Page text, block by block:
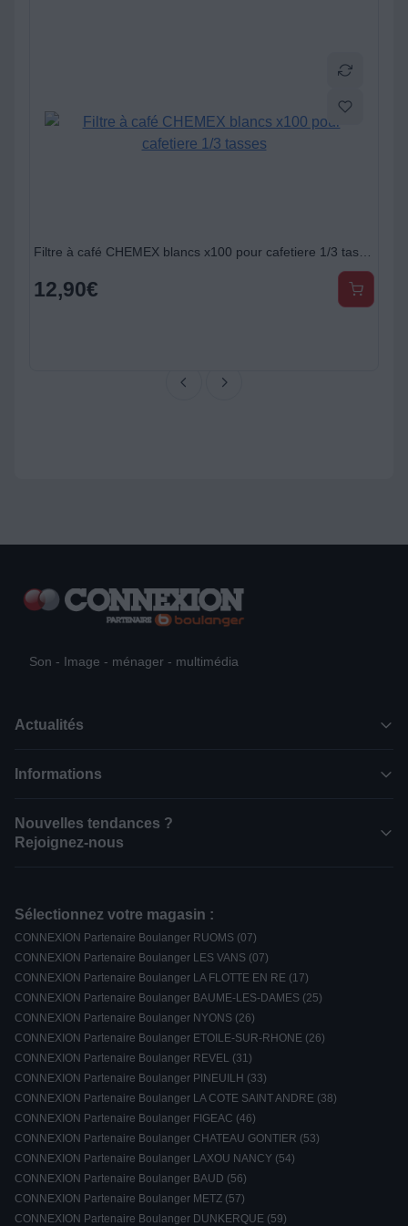
Filtre à café CHEMEX blancs x100 pour cafetiere 1/3 tasses
12,90€
Son - Image - ménager - multimédia
Actualités
Informations
Nouvelles tendances ?
Rejoignez-nous
Sélectionnez votre magasin :
CONNEXION Partenaire Boulanger RUOMS (07)
CONNEXION Partenaire Boulanger LES VANS (07)
CONNEXION Partenaire Boulanger LA FLOTTE EN RE (17)
CONNEXION Partenaire Boulanger BAUME-LES-DAMES (25)
CONNEXION Partenaire Boulanger NYONS (26)
CONNEXION Partenaire Boulanger ETOILE-SUR-RHONE (26)
CONNEXION Partenaire Boulanger REVEL (31)
CONNEXION Partenaire Boulanger PINEUILH (33)
CONNEXION Partenaire Boulanger LA COTE SAINT ANDRE (38)
CONNEXION Partenaire Boulanger FIGEAC (46)
CONNEXION Partenaire Boulanger CHATEAU GONTIER (53)
CONNEXION Partenaire Boulanger LAXOU NANCY (54)
CONNEXION Partenaire Boulanger BAUD (56)
CONNEXION Partenaire Boulanger METZ (57)
CONNEXION Partenaire Boulanger DUNKERQUE (59)